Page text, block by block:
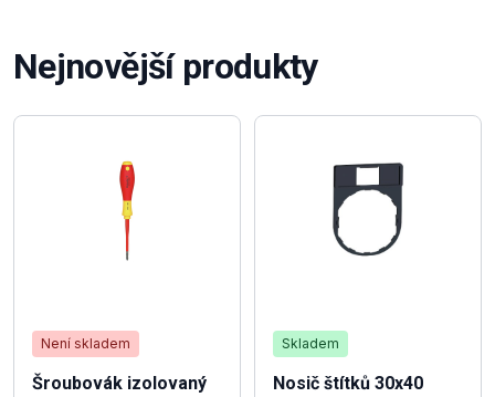
Nejnovější produkty
Není skladem
Šroubovák izolovaný
Skladem
Nosič štítků 30x40